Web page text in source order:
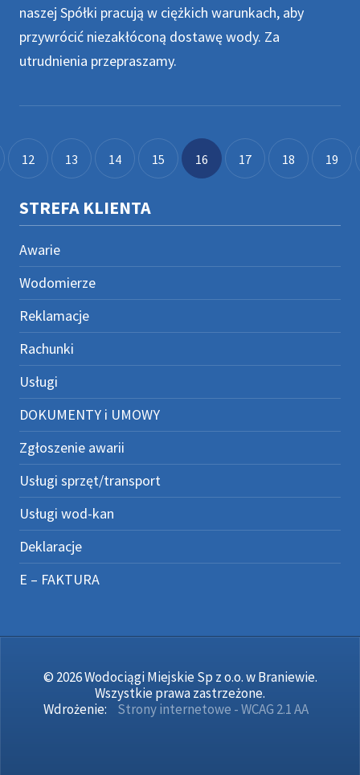
naszej Spółki pracują w ciężkich warunkach, aby
przywrócić niezakłóconą dostawę wody. Za
utrudnienia przepraszamy.
12 13 14 15 16 17 18 19
STREFA KLIENTA
Awarie
Wodomierze
Reklamacje
Rachunki
Usługi
DOKUMENTY i UMOWY
Zgłoszenie awarii
Usługi sprzęt/transport
Usługi wod-kan
Deklaracje
E – FAKTURA
© 2026 Wodociągi Miejskie Sp z o.o. w Braniewie.
Wszystkie prawa zastrzeżone.
Wdrożenie:
Strony internetowe - WCAG 2.1 AA